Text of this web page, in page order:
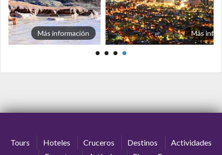
Más información Más
Tours Hoteles Cruceros Destinos
Actividades